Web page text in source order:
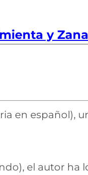
y
en español),
el autor